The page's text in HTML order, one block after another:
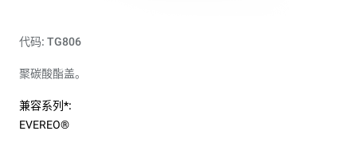
代码: TG806
聚碳酸酯盖。
兼容系列*:
EVEREO®